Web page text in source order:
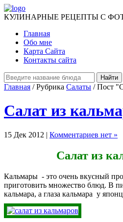
КУЛИНАРНЫЕ РЕЦЕПТЫ С
Главная
Обо мне
Карта Сайта
Контакты сайта
Главная / Рубрика Салаты / Пост
Салат из
15 Дек 2012 | Комментариев нет »
Салат из
Кальмары - это очень вкусный
приготовить множество блюд. В
кальмара, а глаза кальмара у